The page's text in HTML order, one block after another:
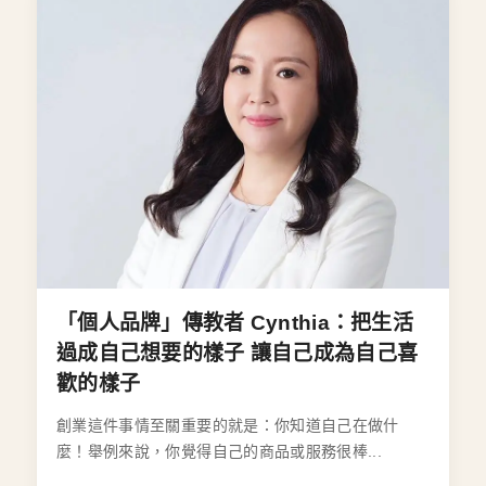
「個人品牌」傳教者 Cynthia：把生活
過成自己想要的樣子 讓自己成為自己喜
歡的樣子
創業這件事情至關重要的就是：你知道自己在做什
麼！舉例來說，你覺得自己的商品或服務很棒...